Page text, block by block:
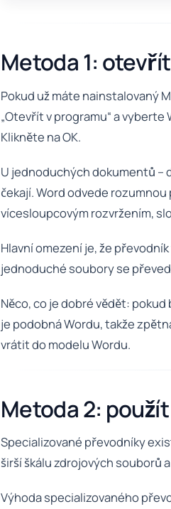
Metoda 1:
Pokud už máte nainstalovaný
„Otevřít v programu“ a
Klikněte na OK.
U jednoduchých dokumentů –
čekají. Word odvede
vícesloupcovým rozvržením,
Hlavní omezení je, že
jednoduché soubory se
Něco, co je dobré vědět:
je podobná Wordu, takže
vrátit do modelu Wordu.
Metoda 2:
Specializované převodníky
širší škálu zdrojových souborů
Výhoda specializovaného